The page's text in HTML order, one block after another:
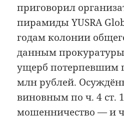
приговорил
пирамиды YUSRA
годам колонии
данным прокуратуры
ущерб потерпевшим
млн рублей.
виновным по ч. 4 ст.
мошенничество — и